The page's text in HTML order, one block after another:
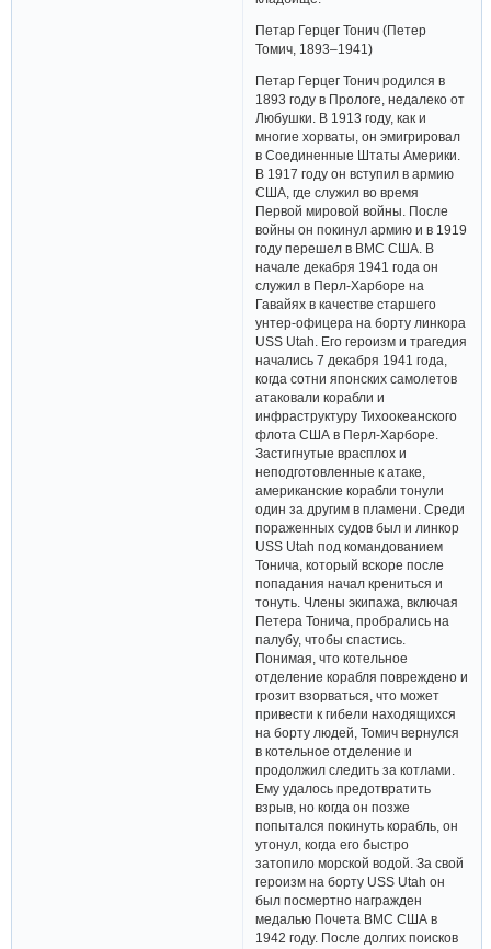
Петар Герцег Тонич (Петер
Томич, 1893–1941)
Петар Герцег Тонич родился в
1893 году в Прологе, недалеко от
Любушки. В 1913 году, как и
многие хорваты, он эмигрировал
в Соединенные Штаты Америки.
В 1917 году он вступил в армию
США, где служил во время
Первой мировой войны. После
войны он покинул армию и в 1919
году перешел в ВМС США. В
начале декабря 1941 года он
служил в Перл-Харборе на
Гавайях в качестве старшего
унтер-офицера на борту линкора
USS Utah. Его героизм и трагедия
начались 7 декабря 1941 года,
когда сотни японских самолетов
атаковали корабли и
инфраструктуру Тихоокеанского
флота США в Перл-Харборе.
Застигнутые врасплох и
неподготовленные к атаке,
американские корабли тонули
один за другим в пламени. Среди
пораженных судов был и линкор
USS Utah под командованием
Тонича, который вскоре после
попадания начал крениться и
тонуть. Члены экипажа, включая
Петера Тонича, пробрались на
палубу, чтобы спастись.
Понимая, что котельное
отделение корабля повреждено и
грозит взорваться, что может
привести к гибели находящихся
на борту людей, Томич вернулся
в котельное отделение и
продолжил следить за котлами.
Ему удалось предотвратить
взрыв, но когда он позже
попытался покинуть корабль, он
утонул, когда его быстро
затопило морской водой. За свой
героизм на борту USS Utah он
был посмертно награжден
медалью Почета ВМС США в
1942 году. После долгих поисков